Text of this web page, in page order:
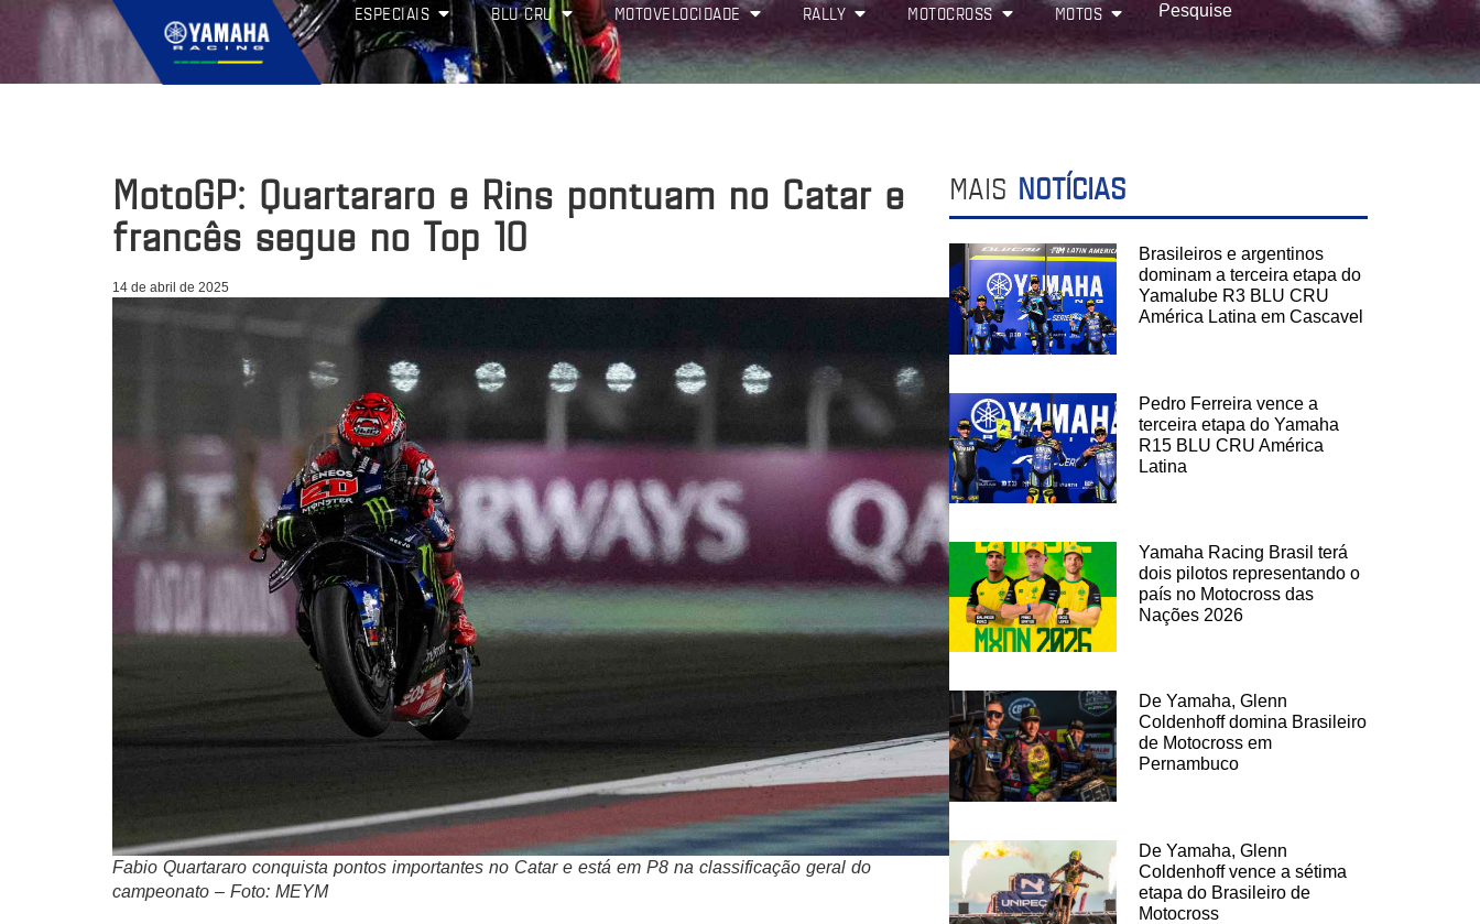
ESPECIAIS BLU CRU MOTOVELOCIDADE RALLY MOTOCROSS MOTOS
MotoGP: Quartararo e Rins pontuam no Catar e
francês segue no Top 10
14 de abril de 2025
Fabio Quartararo conquista pontos importantes no Catar e está em P8 na classificação geral do
campeonato – Foto: MEYM
MAIS NOTÍCIAS
Brasileiros e argentinos
dominam a terceira etapa do
Yamalube R3 BLU CRU
América Latina em Cascavel
Pedro Ferreira vence a
terceira etapa do Yamaha
R15 BLU CRU América
Latina
Yamaha Racing Brasil terá
dois pilotos representando o
país no Motocross das
Nações 2026
De Yamaha, Glenn
Coldenhoff domina Brasileiro
de Motocross em
Pernambuco
De Yamaha, Glenn
Coldenhoff vence a sétima
etapa do Brasileiro de
Motocross